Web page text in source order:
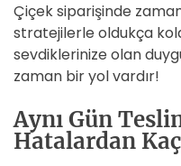
Çiçek siparişinde
stratejilerle oldukça
sevdiklerinize olan
zaman bir yol vardır!
Aynı Gün
Hatalardan